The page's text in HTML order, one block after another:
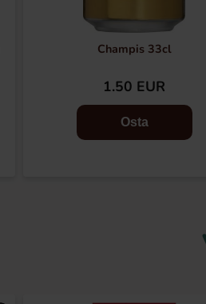
Champis 33cl
1.50 EUR
Osta